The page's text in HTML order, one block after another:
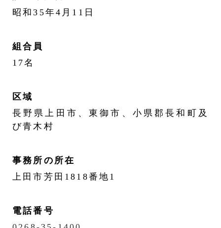
昭和35年4月11日
組合員
17名
区域
長野県上田市、東御市、小県郡長和町及
び青木村
事務所の所在
上田市芳田1818番地1
電話番号